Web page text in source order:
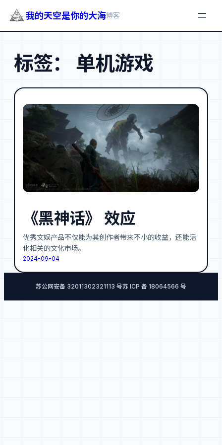
我的天空是你的大海博客
标签： 单机游戏
《黑神话》 效应
优秀文娱产品不仅能为其创作者带来不小的收益，还能活
化相关的文化市场。
2024-09-04
苏公网安备 32011302321113 号苏 ICP 备 18064566 号